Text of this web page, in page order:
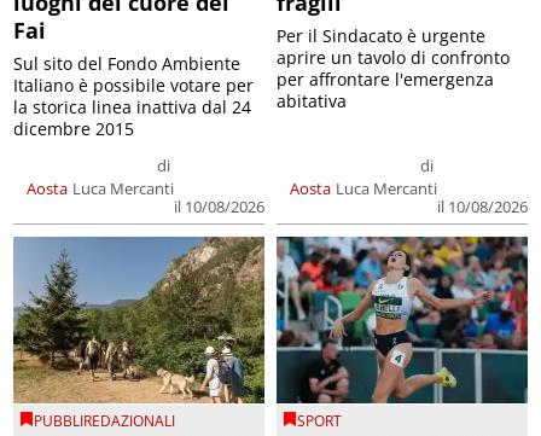
Fai
Aosta
di
Luca Mercanti
il 10/08/2026
Sul sito del Fondo Ambiente
Italiano è possibile votare per
la storica linea inattiva dal 24
dicembre 2015
Aosta
di
Luca Mercanti
il 10/08/2026
Per il Sindacato è urgente
aprire un tavolo di confronto
per affrontare l'emergenza
abitativa
PUBBLIREDAZIONALI SPORT